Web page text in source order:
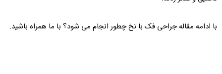
با ادامه مقاله جراحی فک با نخ چطور انجام می شود؟ با ما همراه باشید.